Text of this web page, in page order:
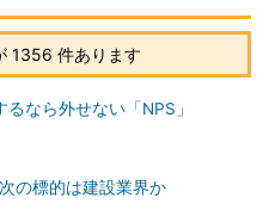
1356 件あります
なら外せない「NPS」
の標的は建設業界か